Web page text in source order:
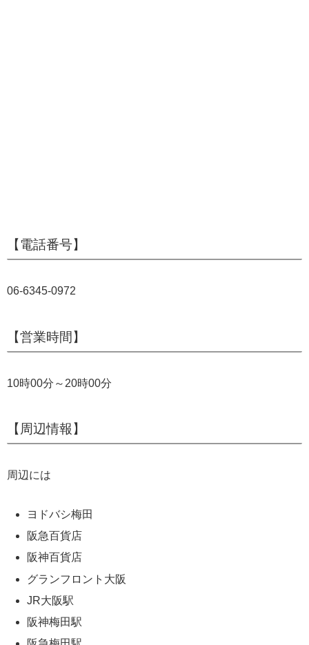
【電話番号】
06-6345-0972
【営業時間】
10時00分～20時00分
【周辺情報】
周辺には
ヨドバシ梅田
阪急百貨店
阪神百貨店
グランフロント大阪
JR大阪駅
阪神梅田駅